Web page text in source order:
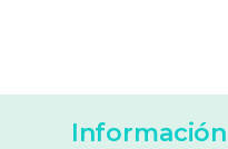
Información